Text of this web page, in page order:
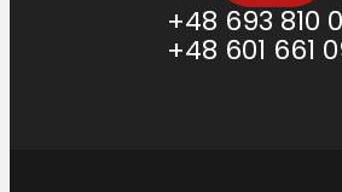
+48 693 810
+48 601 661